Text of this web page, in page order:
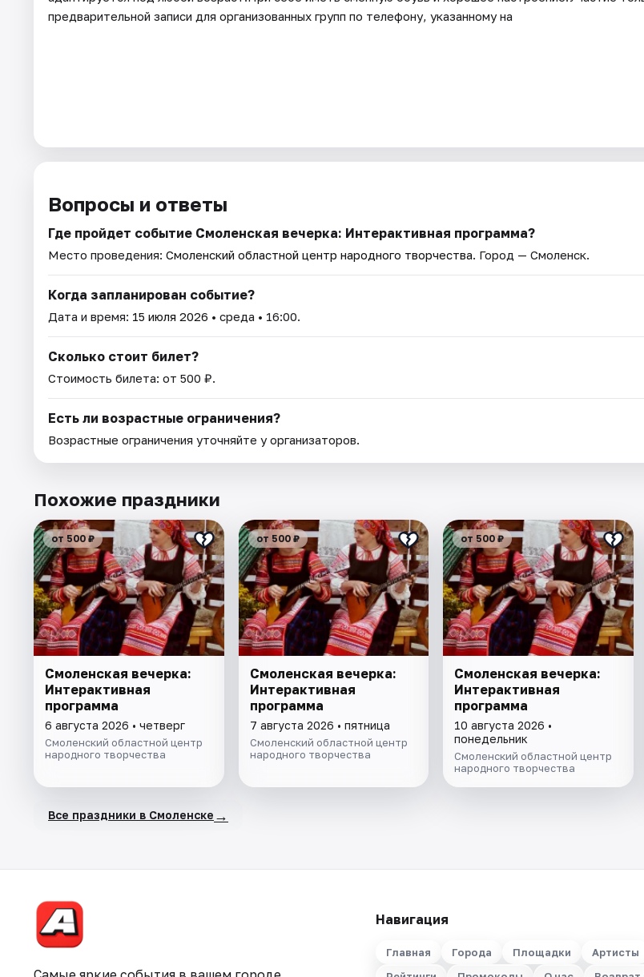
предварительной записи для организованных групп по телефону, указанному на
Вопросы и ответы
Где пройдет событие Смоленская вечерка: Интерактивная программа?
Место проведения: Смоленский областной центр народного творчества. Город — Смоленск.
Когда запланирован событие?
Дата и время: 15 июля 2026 • среда • 16:00.
Сколько стоит билет?
Стоимость билета: от 500 ₽.
Есть ли возрастные ограничения?
Возрастные ограничения уточняйте у организаторов.
Похожие праздники
от 500 ₽
Смоленская вечерка:
Интерактивная
программа
6 августа 2026 • четверг
Смоленский областной центр
народного творчества
от 500 ₽
Смоленская вечерка:
Интерактивная
программа
7 августа 2026 • пятница
Смоленский областной центр
народного творчества
от 500 ₽
Смоленская вечерка:
Интерактивная
программа
10 августа 2026 •
понедельник
Смоленский областной центр
народного творчества
Все праздники в Смоленске →
Навигация
Главная Города Площадки
Артисты